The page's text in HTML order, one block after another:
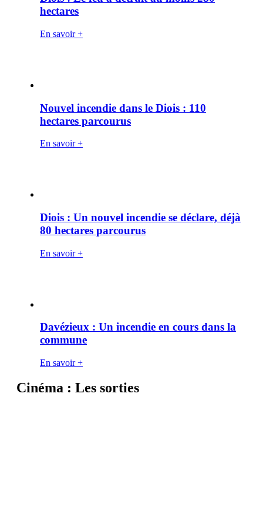
hectares
En savoir +
Nouvel incendie dans le Diois : 110
hectares parcourus
En savoir +
Diois : Un nouvel incendie se déclare, déjà
80 hectares parcourus
En savoir +
Davézieux : Un incendie en cours dans la
commune
En savoir +
Cinéma : Les sorties